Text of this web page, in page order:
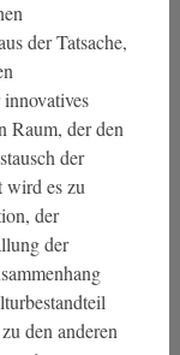
der Tatsache,
Raum, der den
der
wird es zu
der
der
den anderen